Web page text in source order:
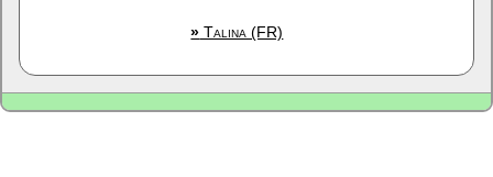
» Talina (FR)